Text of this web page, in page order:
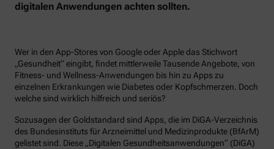
digitalen Anwendungen achten sollten.
Wer in den App-Stores von Google oder Apple das Stichwort
„Gesundheit“ eingibt, findet mittlerweile Tausende Angebote, von
Fitness- und Wellness-Anwendungen bis hin zu Apps zu
einzelnen Erkrankungen wie Diabetes oder Kopfschmerzen. Doch
welche sind wirklich hilfreich und seriös?
Sozusagen der Goldstandard sind Apps, die im DiGA-Verzeichnis
des Bundesinstituts für Arzneimittel und Medizinprodukte (BfArM)
gelistet sind. Diese „Digitalen Gesundheitsanwendungen“ (DiGA)